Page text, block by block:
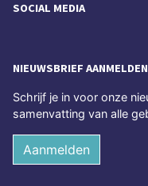
SOCIAL MEDIA
NIEUWSBRIEF AANMELDEN
Schrijf je in voor onze
samenvatting van alle
Aanmelden